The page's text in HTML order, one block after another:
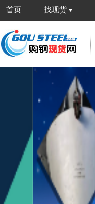
首页 找现货